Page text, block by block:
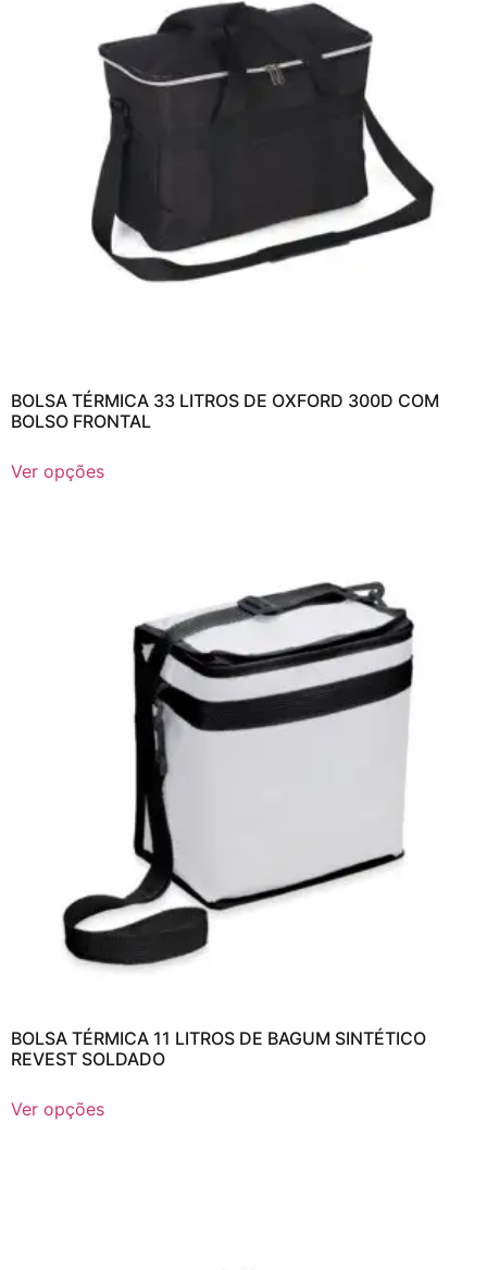
BOLSA TÉRMICA 33 LITROS DE OXFORD 300D COM
BOLSO FRONTAL
Ver opções
BOLSA TÉRMICA 11 LITROS DE BAGUM SINTÉTICO
REVEST SOLDADO
Ver opções